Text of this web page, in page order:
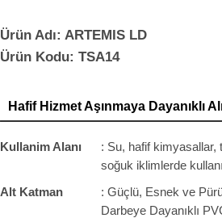
Ürün Adı: ARTEMIS LD
Ürün Kodu: TSA14
Hafif Hizmet Aşınmaya Dayanıklı
Kullanim Alanı
: Su, hafif kimyasallar,
soğuk iklimlerde
Alt Katman
: Güçlü, Esnek ve
Darbeye Dayanıklı